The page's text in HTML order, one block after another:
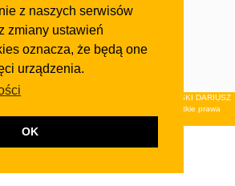
z naszych serwisów
zmiany ustawień
oznacza, że będą one
urządzenia.
OK
Skontaktuj się z nami
iPolityki Prywatności.
Klauzula FB
o.o. (dawniej: FIRMA NEON MAREK KLUCZEWSKI DARIUSZ
Olkuszu, ul.Żuradzka 15, 32-300 Olkusz . Wszystkie prawa